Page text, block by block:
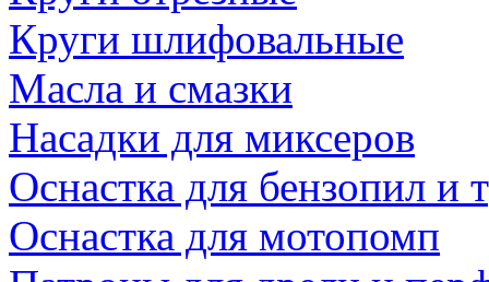
Круги шлифовальные
Масла и смазки
Насадки для миксеров
Оснастка для бензопил и
Оснастка для мотопомп